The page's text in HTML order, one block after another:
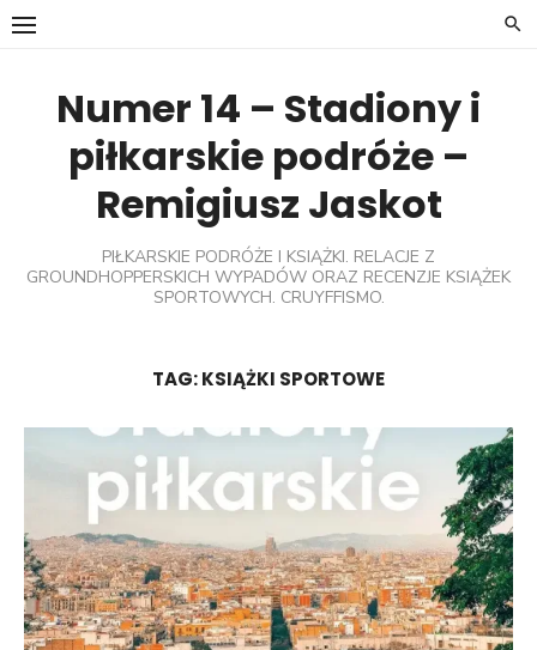
Skip
Numer 14 – Stadiony i
piłkarskie podróże –
Remigiusz Jaskot
PIŁKARSKIE PODRÓŻE I KSIĄŻKI. RELACJE Z
GROUNDHOPPERSKICH WYPADÓW ORAZ RECENZJE KSIĄŻEK
SPORTOWYCH. CRUYFFISMO.
TAG:KSIĄŻKI SPORTOWE